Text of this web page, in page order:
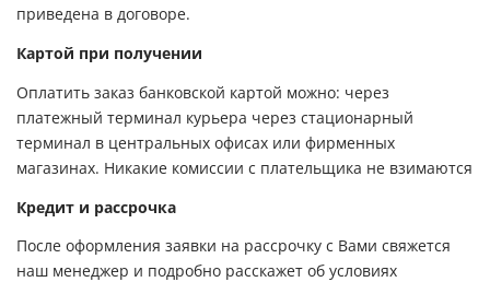
приведена в договоре.
Картой при получении
Оплатить заказ банковской картой можно: через
платежный терминал курьера через стационарный
терминал в центральных офисах или фирменных
магазинах. Никакие комиссии с плательщика не взимаются
Кредит и рассрочка
После оформления заявки на рассрочку с Вами свяжется
наш менеджер и подробно расскажет об условиях